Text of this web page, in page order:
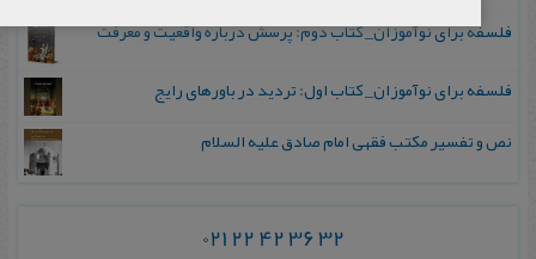
فلسفه برای نوآموزان_ کتاب دوم: پرسش درباره واقعیت و معرفت
فلسفه برای نوآموزان_ کتاب اول: تردید در باورهای رایج
نص و تفسیر مکتب فقهی امام صادق علیه السلام
021 22 42 36 32